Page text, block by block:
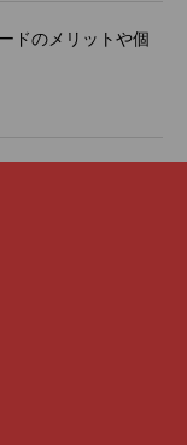
ドのメリットや個